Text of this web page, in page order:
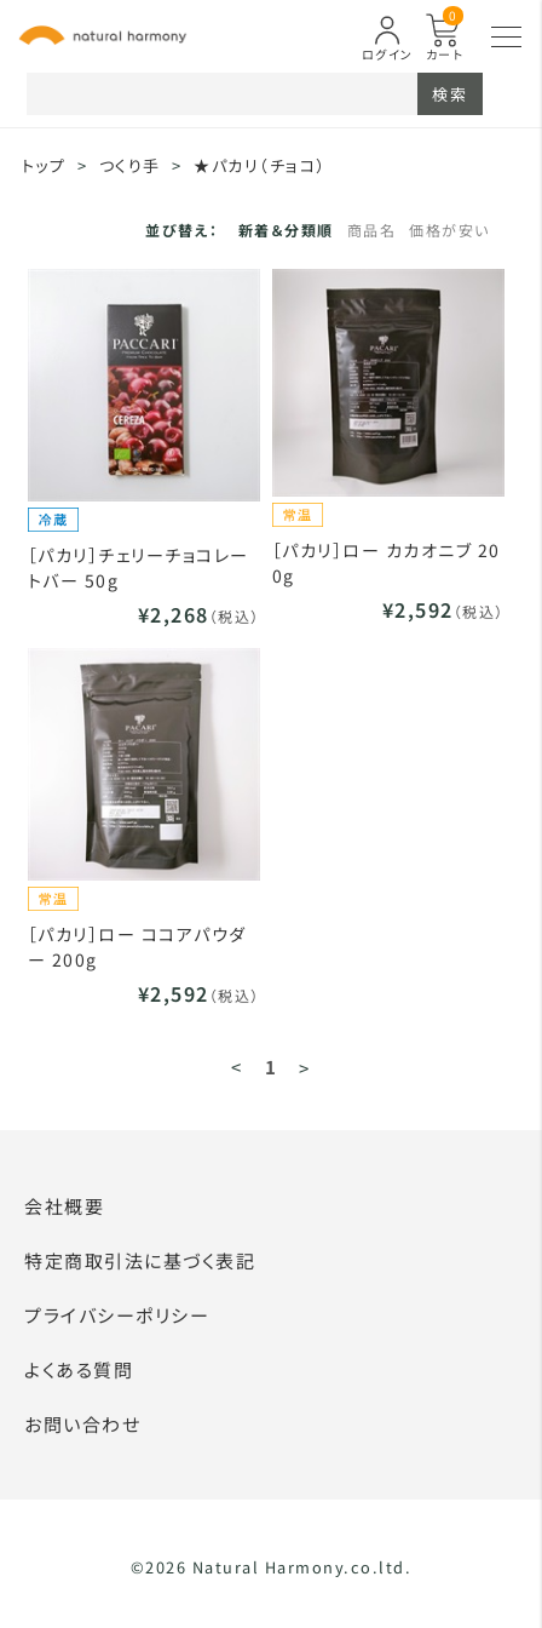
カート
0
ログイン
検索
トップ > つくり手 > ★パカリ（チョコ）
並び替え： 新着＆分類順 商品名 価格が安い
［パカリ］チェリーチョコレー
トバー 50g
¥2,268 （税込）
［パカリ］ロー カカオニブ 20
0g
¥2,592 （税込）
［パカリ］ロー ココアパウダ
ー 200g
¥2,592 （税込）
< 1 >
会社概要
特定商取引法に基づく表記
プライバシーポリシー
よくある質問
お問い合わせ
©2026 Natural Harmony.co.ltd.